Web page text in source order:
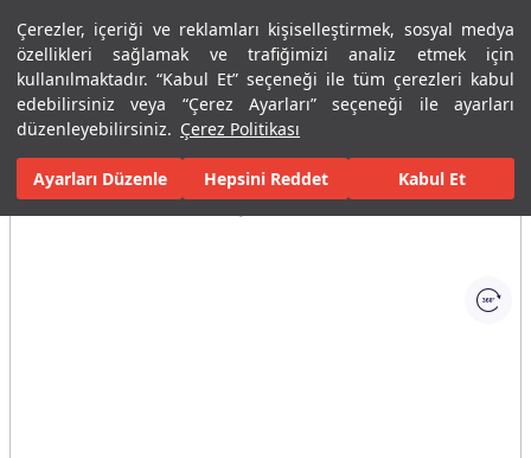
Çerezler, içeriği ve reklamları kişiselleştirmek, sosyal medya
özellikleri sağlamak ve trafiğimizi analiz etmek için
kullanılmaktadır. “Kabul Et” seçeneği ile tüm çerezleri kabul
edebilirsiniz veya “Çerez Ayarları” seçeneği ile ayarları
düzenleyebilirsiniz. Çerez Politikası
Ayarları Düzenle Hepsini Reddet Kabul Et
Menü Menü
Ana Sayfa Banyolar Duş Sistemleri Sürgülü Duş Takımları
Tüm Görseller(1)